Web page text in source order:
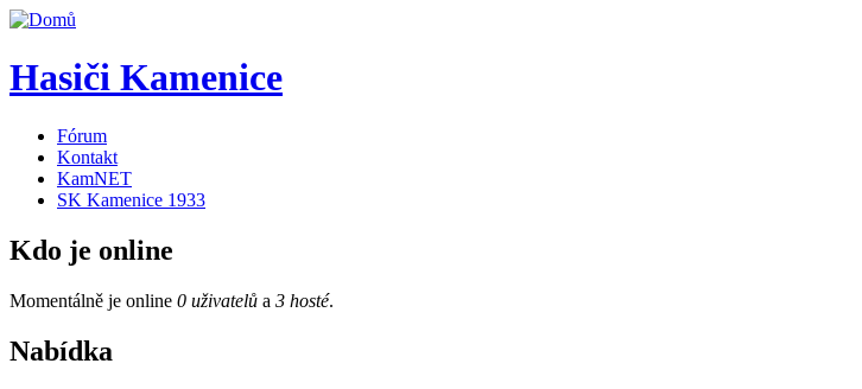
Hasiči Kamenice
Fórum
Kontakt
KamNET
SK Kamenice 1933
Kdo je online
Momentálně je online 0 uživatelů a 3 hosté.
Nabídka